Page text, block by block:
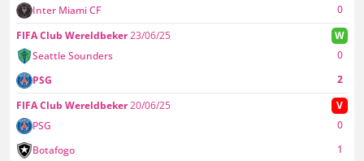
Inter Miami CF
0
FIFA Club Wereldbeker23/06/25
W
Seattle Sounders
0
PSG
2
FIFA Club Wereldbeker20/06/25 V
Botafogo 1
PSG 0